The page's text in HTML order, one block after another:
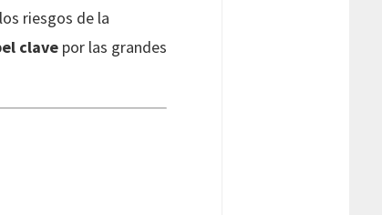
riesgos de la
clave por las grandes